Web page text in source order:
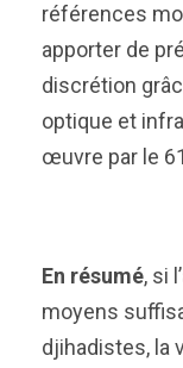
références
apporter de
discrétion
optique et
œuvre par le 61
En résumé, si
moyens
djihadistes, la